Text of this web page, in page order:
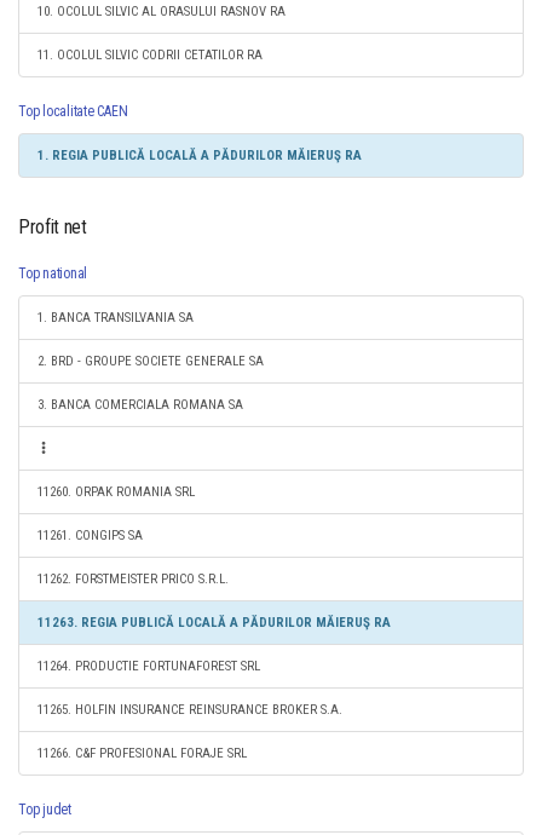
10. OCOLUL SILVIC AL ORASULUI RASNOV RA
11. OCOLUL SILVIC CODRII CETATILOR RA
Top localitate CAEN
1. REGIA PUBLICĂ LOCALĂ A PĂDURILOR MĂIERUŞ RA
Profit net
Top national
1. BANCA TRANSILVANIA SA
2. BRD - GROUPE SOCIETE GENERALE SA
3. BANCA COMERCIALA ROMANA SA
11260. ORPAK ROMANIA SRL
11261. CONGIPS SA
11262. FORSTMEISTER PRICO S.R.L.
11263. REGIA PUBLICĂ LOCALĂ A PĂDURILOR MĂIERUŞ RA
11264. PRODUCTIE FORTUNAFOREST SRL
11265. HOLFIN INSURANCE REINSURANCE BROKER S.A.
11266. C&F PROFESIONAL FORAJE SRL
Top judet